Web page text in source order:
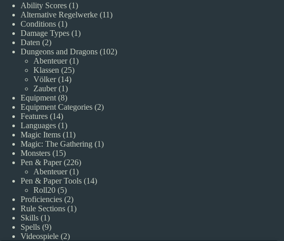
Ability Scores (1)
Alternative Regelwerke (11)
Conditions (1)
Damage Types (1)
Daten (2)
Dungeons and Dragons (102)
Abenteuer(1)
Klassen (25)
Völker(14)
Zauber(1)
Equipment (8)
Equipment Categories (2)
Features (14)
Languages (1)
Magic Items (11)
Magic: The Gathering (1)
Monsters (15)
Pen & Paper(226)
Abenteuer(1)
Pen & Paper Tools (14)
Roll20 (5)
Proficiencies (2)
Rule Sections (1)
Skills (1)
Spells (9)
Videospiele (2)